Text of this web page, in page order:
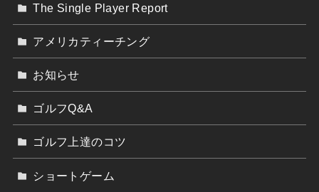
The Single Player Report
アメリカティーチング
お知らせ
ゴルフQ&A
ゴルフ上達のコツ
ショートゲーム